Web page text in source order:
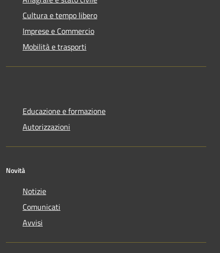
Cultura e tempo libero
Imprese e Commercio
Mobilità e trasporti
Educazione e formazione
Autorizzazioni
Novità
Notizie
Comunicati
Avvisi